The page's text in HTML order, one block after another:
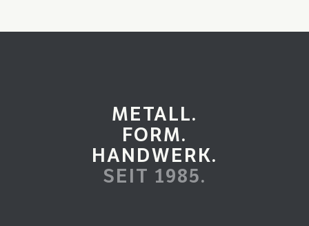
METALL.
FORM.
HANDWERK.
SEIT 1985.